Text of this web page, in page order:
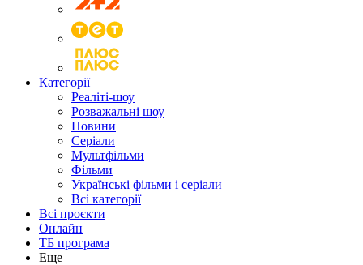
Категорії
Реаліті-шоу
Розважальні шоу
Новини
Серіали
Мультфільми
Фільми
Українські фільми і серіали
Всі категорії
Всі проєкти
Онлайн
ТБ програма
Еще